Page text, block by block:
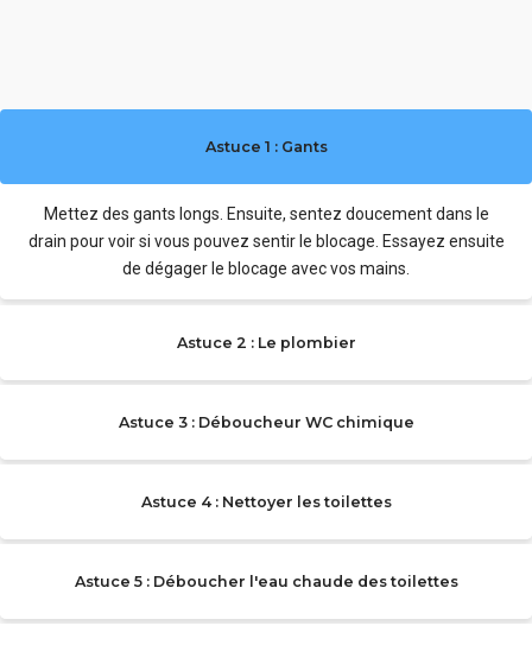
Astuce 1 : Gants
Mettez des gants longs. Ensuite, sentez doucement dans le
drain pour voir si vous pouvez sentir le blocage. Essayez ensuite
de dégager le blocage avec vos mains.
Astuce 2 : Le plombier
Astuce 3 : Déboucheur WC chimique
Astuce 4 : Nettoyer les toilettes
Astuce 5 : Déboucher l'eau chaude des toilettes